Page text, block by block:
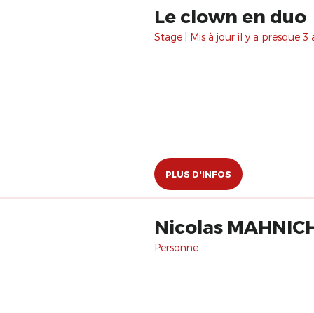
Le clown en duo
Stage | Mis à jour il y a presque 3
PLUS D'INFOS
Nicolas
Personne